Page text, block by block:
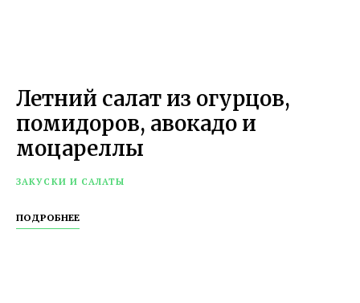
Летний салат из огурцов,
помидоров, авокадо и
моцареллы
ЗАКУСКИ И САЛАТЫ
ПОДРОБНЕЕ